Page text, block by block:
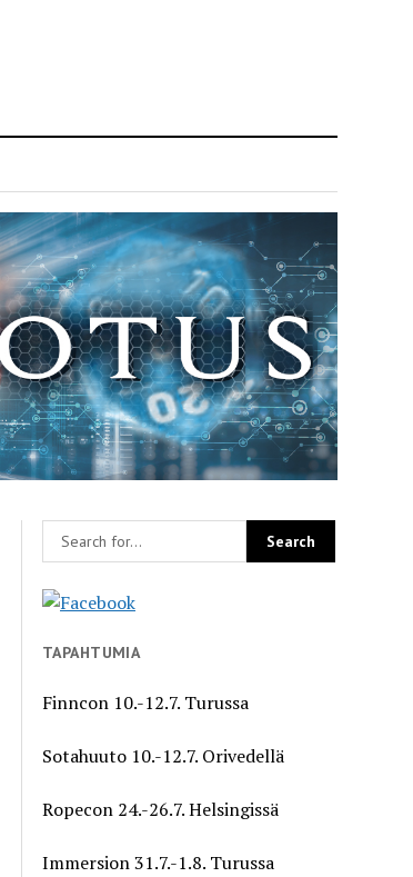
TAPAHTUMIA
Finncon 10.-12.7. Turussa
Sotahuuto 10.-12.7. Orivedellä
Ropecon 24.-26.7. Helsingissä
Immersion 31.7.-1.8. Turussa